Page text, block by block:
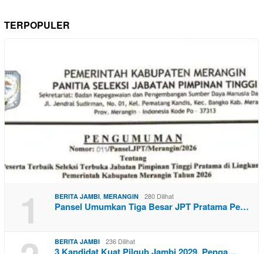
TERPOPULER
1 BERITA JAMBI MERANGIN 280 Dilihat
Pansel Umumkan Tiga Besar JPT Pratama Pe…
BERITA JAMBI 236 Dilihat